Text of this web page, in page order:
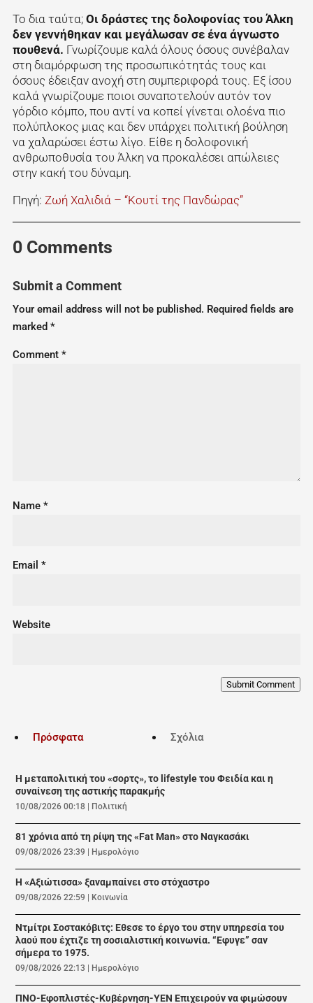
Το δια ταύτα; Οι δράστες της δολοφονίας του Άλκη
δεν γεννήθηκαν και μεγάλωσαν σε ένα άγνωστο
πουθενά. Γνωρίζουμε καλά όλους όσους συνέβαλαν
στη διαμόρφωση της προσωπικότητάς τους και
όσους έδειξαν ανοχή στη συμπεριφορά τους. Εξ ίσου
καλά γνωρίζουμε ποιοι συναποτελούν αυτόν τον
γόρδιο κόμπο, που αντί να κοπεί γίνεται ολοένα πιο
πολύπλοκος μιας και δεν υπάρχει πολιτική βούληση
να χαλαρώσει έστω λίγο. Είθε η δολοφονική
ανθρωποθυσία του Άλκη να προκαλέσει απώλειες
στην κακή του δύναμη.
Πηγή: Ζωή Χαλιδιά – “Κουτί της Πανδώρας”
0 Comments
Submit a Comment
Your email address will not be published. Required fields are
marked *
Comment *
Name *
Email *
Website
Submit Comment
Πρόσφατα Σχόλια
Η μεταπολιτική του «σορτς», το lifestyle του Φειδία και η
συναίνεση της αστικής παρακμής
10/08/2026 00:18 | Πολιτική
81 χρόνια από τη ρίψη της «Fat Man» στο Ναγκασάκι
09/08/2026 23:39 | Ημερολόγιο
Η «Αξιώτισσα» ξαναμπαίνει στο στόχαστρο
09/08/2026 22:59 | Κοινωνία
Ντμίτρι Σοστακόβιτς: Εθεσε το έργο του στην υπηρεσία του
λαού που έχτιζε τη σοσιαλιστική κοινωνία. “Εφυγε” σαν
σήμερα το 1975.
09/08/2026 22:13 | Ημερολόγιο
ΠΝΟ-Εφοπλιστές-Κυβέρνηση-ΥΕΝ Επιχειρούν να φιμώσουν